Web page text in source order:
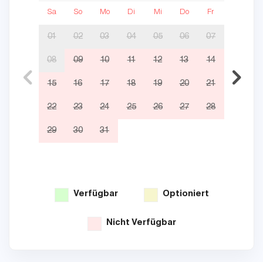
Sa So Mo Di Mi Do Fr
01 02 03 04 05 06 07
08 09 10 11 12 13 14
15 16 17 18 19 20 21
22 23 24 25 26 27 28
29 30 31
Verfügbar Optioniert
Nicht Verfügbar